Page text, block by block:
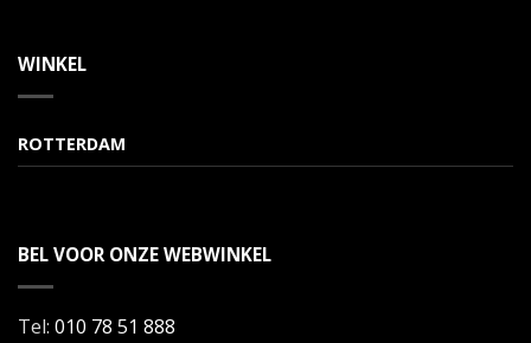
WINKEL
ROTTERDAM
BEL VOOR ONZE WEBWINKEL
Tel: 010 78 51 888